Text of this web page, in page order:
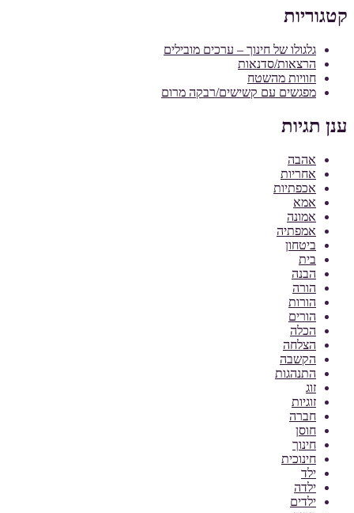
קטגוריות
גלגולו של חינוך – ערכים מובילים
הרצאות/סדנאות
חוויות מהשטח
מפגשים עם קשישים/רבקה מרום
ענן תגיות
אהבה
אחריות
אכפתיות
אמא
אמונה
אמפתיה
ביטחון
בית
הבנה
הורה
הורות
הורים
הכלה
הצלחה
הקשבה
התנהגות
זוג
זוגיות
חברה
חוסן
חינוך
חינוכית
ילד
ילדה
ילדים